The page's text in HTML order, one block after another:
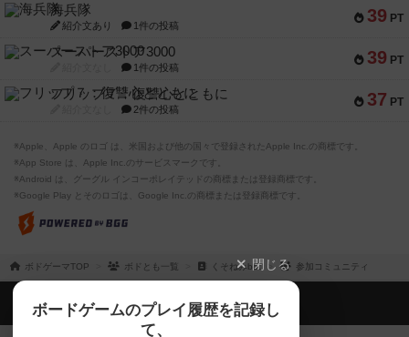
39 PT
海兵隊
紹介文あり 1件の投稿
39 PT
スーパーストア3000
1件の投稿
37 PT
フリップ７：復讐心とともに
2件の投稿
※Apple、Apple のロゴ は、米国および他の国々で登録されたApple Inc.の商標です。
※App Store は、Apple Inc.のサービスマークです。
※Android は、グーグル インコーポレイテッドの商標または登録商標です。
※Google Play とそのロゴは、Google Inc.の商標または登録商標です。
ボドゲーマTOP ボドとも一覧 くそねみbot 参加コミュニティ
閉じる
ボードゲームのプレイ履歴を記録し
て、
ボドゲーマTOP